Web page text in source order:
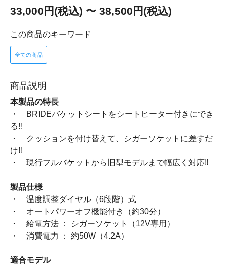
33,000円(税込) 〜 38,500円(税込)
この商品のキーワード
全ての商品
商品説明
本製品の特長
・ BRIDEバケットシートをシートヒーター付きにでき
る‼
・ クッションを付け替えて、シガーソケットに差すだ
け‼
・ 現行フルバケットから旧型モデルまで幅広く対応‼
製品仕様
・ 温度調整ダイヤル（6段階）式
・ オートパワーオフ機能付き（約30分）
・ 給電方法 ： シガーソケット（12V専用）
・ 消費電力 ： 約50W（4.2A）
適合モデル